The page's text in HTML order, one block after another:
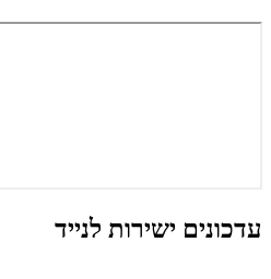
עדכונים ישירות לנייד